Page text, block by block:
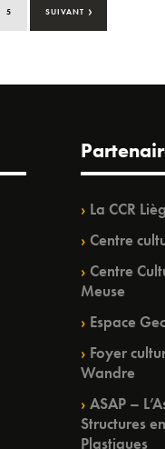
5 SUIVANT ›
La CCR
Centre
Centre
Meuse
Espace
Foyer
Wandre
ASAP –
Structures
Plastiques